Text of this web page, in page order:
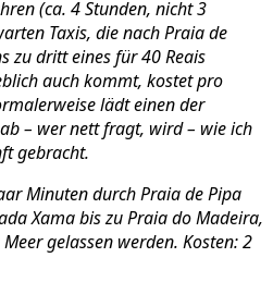
(ca. 4 Stunden, nicht 3
Taxis, die nach Praia de
zu dritt eines für 40 Reais
auch kommt, kostet pro
lädt einen der
– wer nett fragt, wird – wie ich
gebracht.
Minuten durch Praia de Pipa
Xama bis zu Praia do Madeira,
gelassen werden. Kosten: 2